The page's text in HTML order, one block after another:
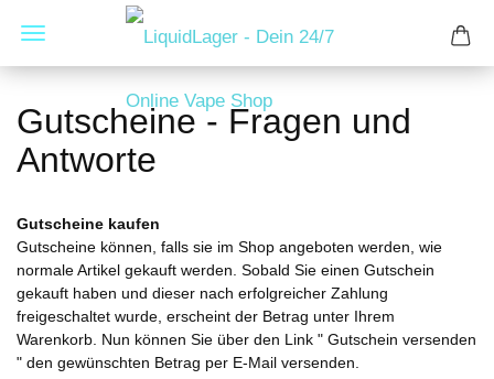
Gutscheine - Fragen und
Antworte
Gutscheine kaufen
Gutscheine können, falls sie im Shop angeboten werden, wie
normale Artikel gekauft werden. Sobald Sie einen Gutschein
gekauft haben und dieser nach erfolgreicher Zahlung
freigeschaltet wurde, erscheint der Betrag unter Ihrem
Warenkorb. Nun können Sie über den Link " Gutschein versenden
" den gewünschten Betrag per E-Mail versenden.